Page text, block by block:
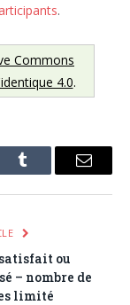
.
Commons
4.0.
Tumblr Email
ou
– nombre de
limité